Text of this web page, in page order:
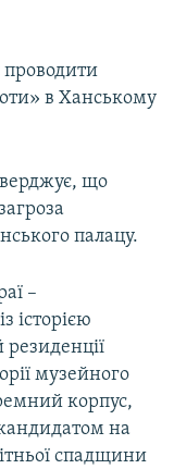
проводити
в Ханському
що
палацу.
–
історією
резиденції
музейного
корпус,
на
спадщини